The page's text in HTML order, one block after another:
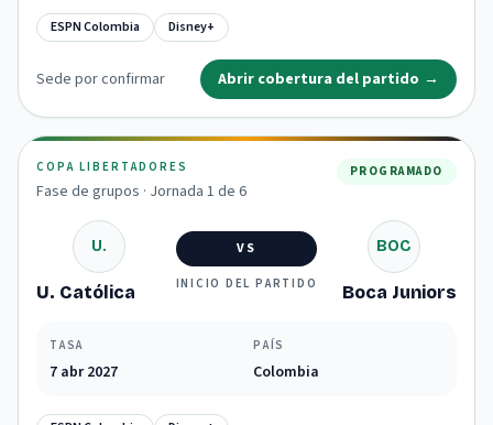
ESPN Colombia Disney+
Sede por confirmar Abrir cobertura del partido →
COPA LIBERTADORES
Fase de grupos · Jornada 1 de 6
PROGRAMADO
U.
U. Católica
VS
INICIO DEL PARTIDO
BOC
Boca Juniors
TASA
7 abr 2027
PAÍS
Colombia